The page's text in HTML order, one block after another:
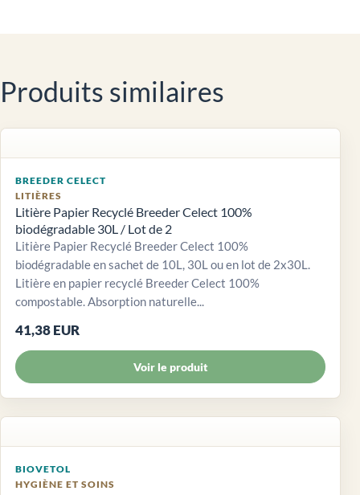
Produits similaires
BREEDER CELECT
LITIÈRES
Litière Papier Recyclé Breeder Celect 100%
biodégradable 30L / Lot de 2
Litière Papier Recyclé Breeder Celect 100%
biodégradable en sachet de 10L, 30L ou en lot de 2x30L.
Litière en papier recyclé Breeder Celect 100%
compostable. Absorption naturelle...
41,38 EUR
Voir le produit
BIOVETOL
HYGIÈNE ET SOINS